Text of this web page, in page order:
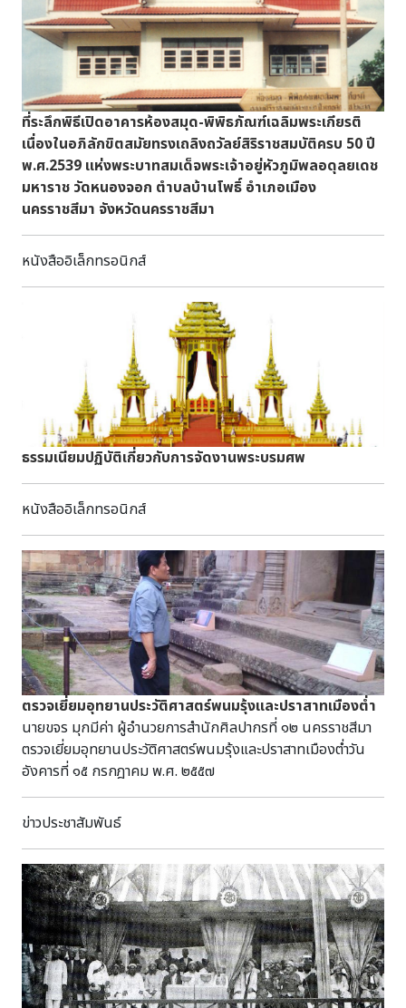
ที่ระลึกพิธีเปิดอาคารห้องสมุด-พิพิธภัณฑ์เฉลิมพระเกียรติ
เนื่องในอภิลักขิตสมัยทรงเถลิงถวัลย์สิริราชสมบัติครบ 50 ปี
พ.ศ.2539 แห่งพระบาทสมเด็จพระเจ้าอยู่หัวภูมิพลอดุลยเดช
มหาราช วัดหนองจอก ตำบลบ้านโพธิ์ อำเภอเมือง
นครราชสีมา จังหวัดนครราชสีมา
หนังสืออิเล็กทรอนิกส์
ธรรมเนียมปฏิบัติเกี่ยวกับการจัดงานพระบรมศพ
หนังสืออิเล็กทรอนิกส์
ตรวจเยี่ยมอุทยานประวัติศาสตร์พนมรุ้งและปราสาทเมืองต่ำ
นายขจร มุกมีค่า ผู้อำนวยการสำนักศิลปากรที่ ๑๒ นครราชสีมา
ตรวจเยี่ยมอุทยานประวัติศาสตร์พนมรุ้งและปราสาทเมืองต่ำวัน
อังคารที่ ๑๕ กรกฎาคม พ.ศ. ๒๕๕๗
ข่าวประชาสัมพันธ์